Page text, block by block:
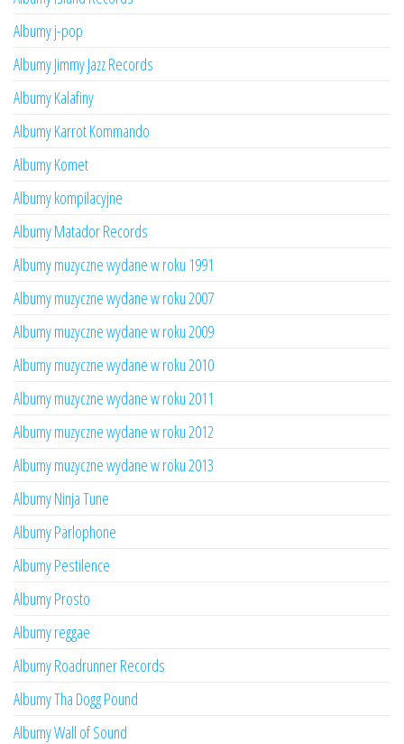
Albumy j-pop
Albumy Jimmy Jazz Records
Albumy Kalafiny
Albumy Karrot Kommando
Albumy Komet
Albumy kompilacyjne
Albumy Matador Records
Albumy muzyczne wydane w roku 1991
Albumy muzyczne wydane w roku 2007
Albumy muzyczne wydane w roku 2009
Albumy muzyczne wydane w roku 2010
Albumy muzyczne wydane w roku 2011
Albumy muzyczne wydane w roku 2012
Albumy muzyczne wydane w roku 2013
Albumy Ninja Tune
Albumy Parlophone
Albumy Pestilence
Albumy Prosto
Albumy reggae
Albumy Roadrunner Records
Albumy Tha Dogg Pound
Albumy Wall of Sound